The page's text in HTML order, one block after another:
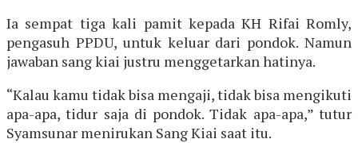
Ia sempat tiga kali pamit kepada KH Rifai Romly,
pengasuh PPDU, untuk keluar dari pondok. Namun
jawaban sang kiai justru menggetarkan hatinya.
“Kalau kamu tidak bisa mengaji, tidak bisa mengikuti
apa-apa, tidur saja di pondok. Tidak apa-apa,” tutur
Syamsunar menirukan Sang Kiai saat itu.